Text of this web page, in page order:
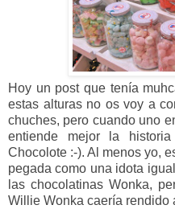
Hoy un post que tenía
estas alturas no os voy a
chuches, pero cuando uno
entiende mejor la
Chocolote :-). Al menos yo,
pegada como una idota
las chocolatinas Wonka,
Willie Wonka caería rendido